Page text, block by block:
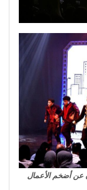
عن أضخم الأعمال